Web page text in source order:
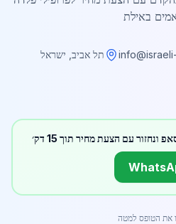
באילת
תל אביב, ישראל
עם הצעת מחיר תוך 15 דק׳
את הטופס למטה